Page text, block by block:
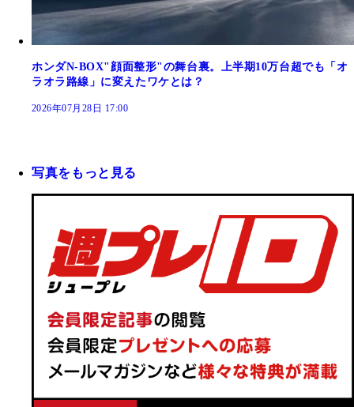
ホンダN-BOX"顔面整形"の舞台裏。上半期10万台超でも「オ
ラオラ路線」に変えたワケとは？
2026年07月28日 17:00
写真をもっと見る